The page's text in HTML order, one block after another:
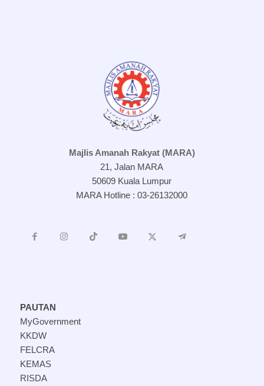
Majlis Amanah Rakyat (MARA)
21, Jalan MARA
50609 Kuala Lumpur
MARA Hotline : 03-26132000
PAUTAN
MyGovernment
KKDW
FELCRA
KEMAS
RISDA